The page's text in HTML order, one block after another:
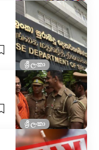
ශ්‍රී ලංකා
ශ්‍රී ලංකා